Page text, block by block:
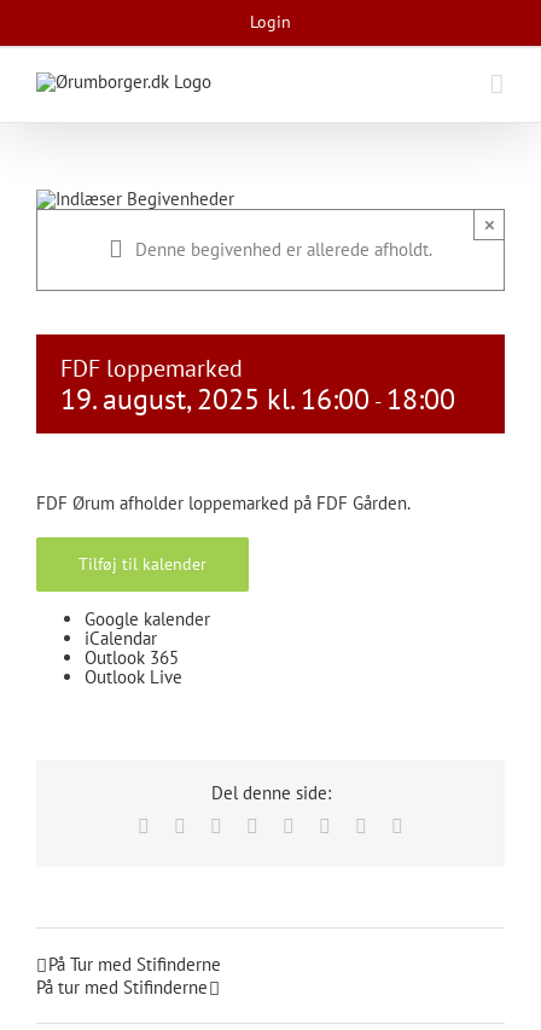
content
Login
Denne begivenhed er allerede afholdt.
×
FDF loppemarked
19. august, 2025 kl. 16:00 - 18:00
FDF Ørum afholder loppemarked på FDF Gården.
Tilføj til kalender
Google kalender
iCalendar
Outlook 365
Outlook Live
Del denne side:
Facebook Reddit LinkedIn
TumblrPinterest
På Tur med Stifinderne
På tur med Stifinderne